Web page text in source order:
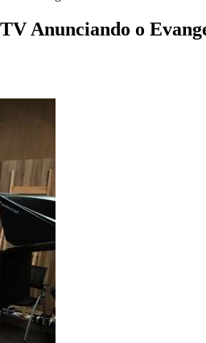
Anunciando o